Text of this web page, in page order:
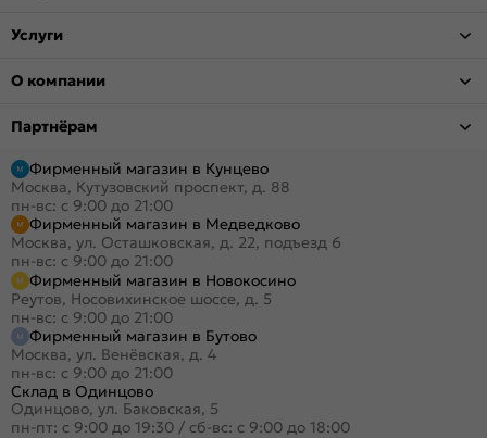
Услуги
О компании
Партнёрам
Фирменный магазин в Кунцево
Москва, Кутузовский проспект, д. 88
пн-вс: с 9:00 до 21:00
Фирменный магазин в Медведково
Москва, ул. Осташковская, д. 22, подъезд 6
пн-вс: с 9:00 до 21:00
Фирменный магазин в Новокосино
Реутов, Носовихинское шоссе, д. 5
пн-вс: с 9:00 до 21:00
Фирменный магазин в Бутово
Москва, ул. Венёвская, д. 4
пн-вс: с 9:00 до 21:00
Склад в Одинцово
Одинцово, ул. Баковская, 5
пн-пт: с 9:00 до 19:30 / сб-вс: с 9:00 до 18:00